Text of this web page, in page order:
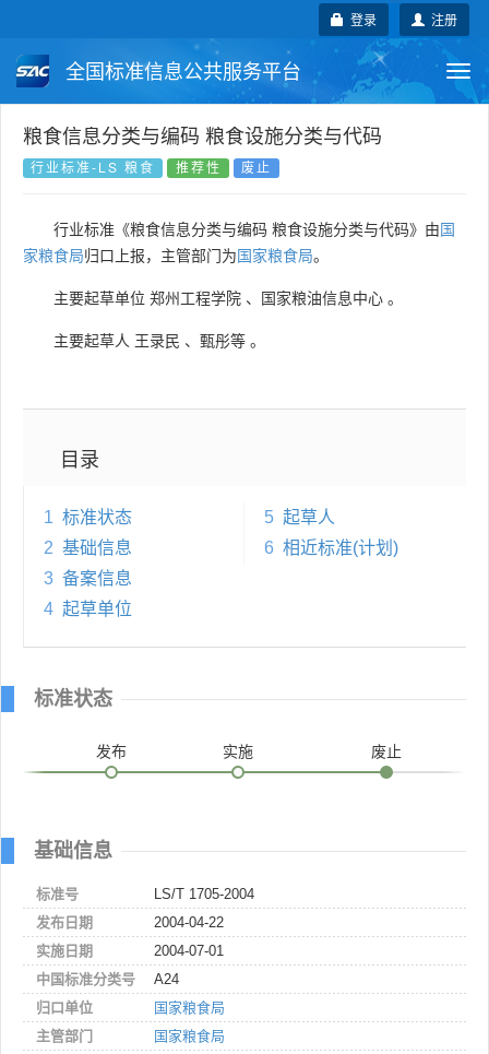
注册
登录
全国标准信息公共服务平台
国家标准 行业标准 地方标准
国外标准 技术委员会
粮食信息分类与编码 粮食设施分类与代码
行业标准-LS 粮食 推荐性 废止
行业标准《粮食信息分类与编码 粮食设施分类与代码》由国
家粮食局归口上报，主管部门为国家粮食局。
主要起草单位 郑州工程学院 、 国家粮油信息中心 。
主要起草人 王录民 、 甄彤等 。
目录
1 标准状态
2 基础信息
3 备案信息
4 起草单位
5 起草人
6 相近标准(计划)
标准状态
发布 实施 废止
基础信息
标准号
LS/T 1705-2004
发布日期
2004-04-22
实施日期
2004-07-01
中国标准分类号
A24
归口单位
国家粮食局
主管部门
国家粮食局